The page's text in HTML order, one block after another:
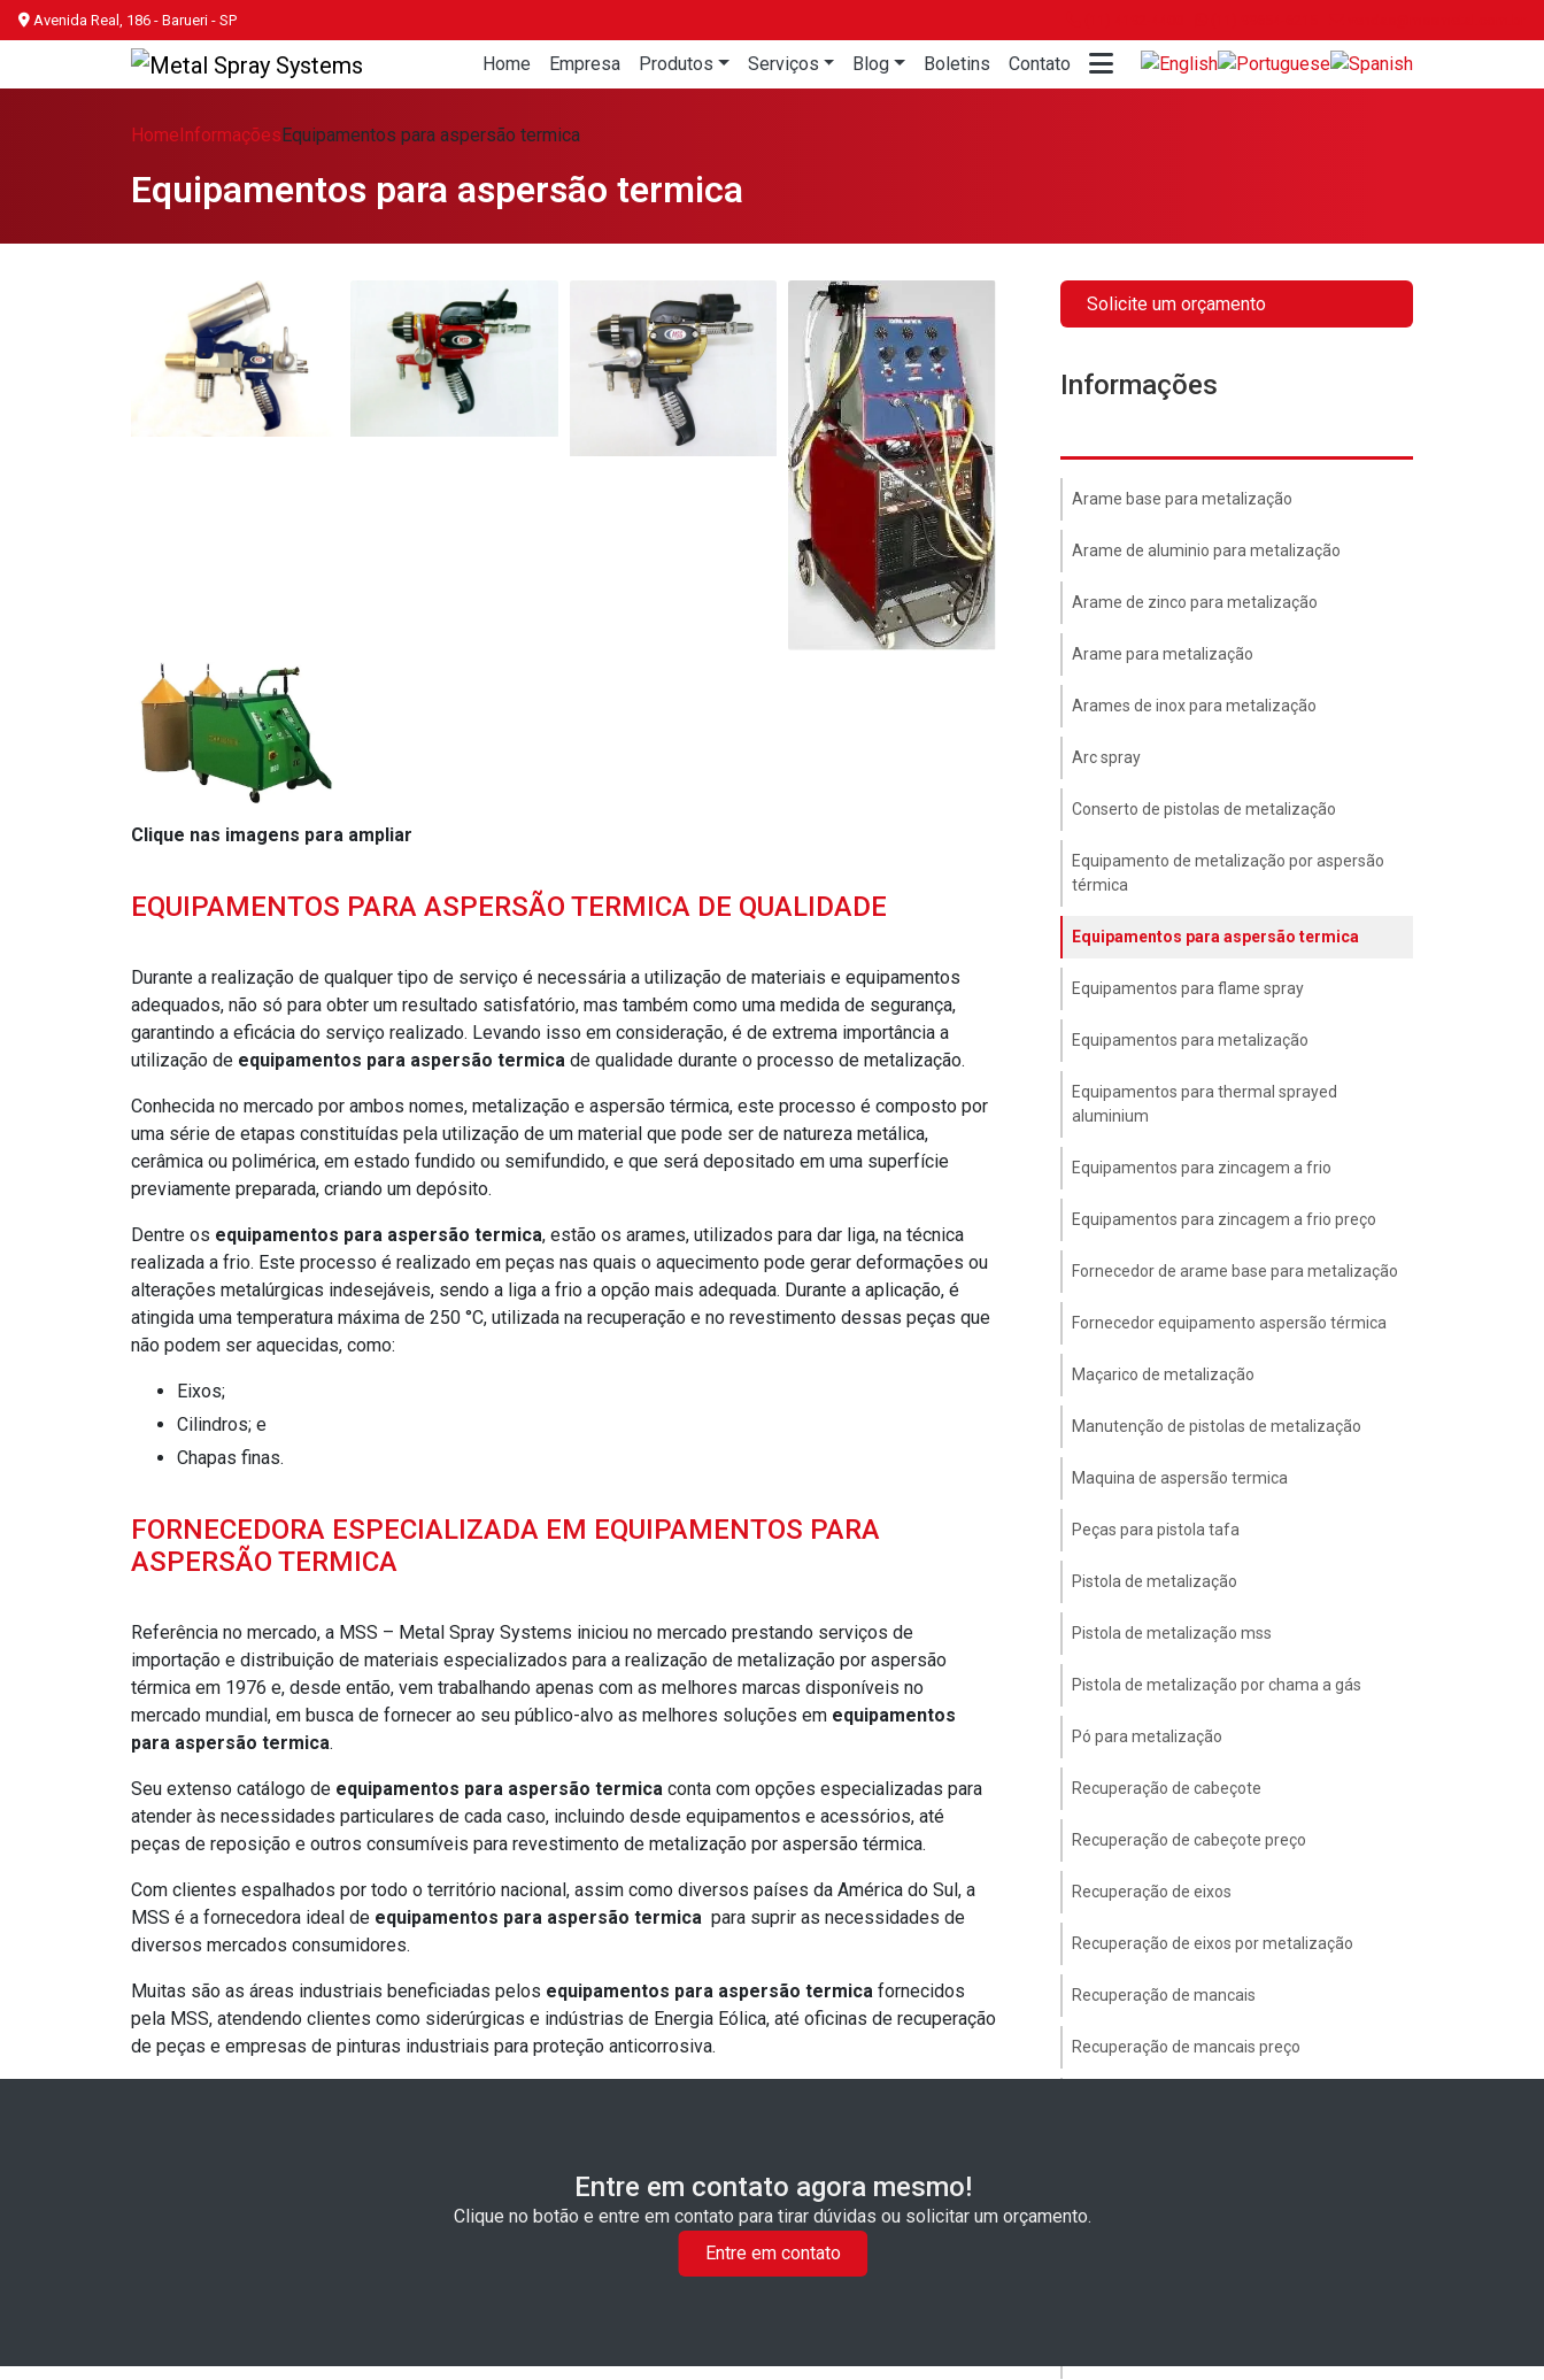
Avenida Real, 186 - Barueri - SP
Home Empresa Produtos Serviços Blog Boletins Contato
HomeInformaçõesEquipamentos para aspersão termica
Equipamentos para aspersão termica
Clique nas imagens para ampliar
EQUIPAMENTOS PARA ASPERSÃO TERMICA DE QUALIDADE
Durante a realização de qualquer tipo de serviço é necessária a utilização de materiais e equipamentos
adequados, não só para obter um resultado satisfatório, mas também como uma medida de segurança,
garantindo a eficácia do serviço realizado. Levando isso em consideração, é de extrema importância a
utilização de equipamentos para aspersão termica de qualidade durante o processo de metalização.
Conhecida no mercado por ambos nomes, metalização e aspersão térmica, este processo é composto por
uma série de etapas constituídas pela utilização de um material que pode ser de natureza metálica,
cerâmica ou polimérica, em estado fundido ou semifundido, e que será depositado em uma superfície
previamente preparada, criando um depósito.
Dentre os equipamentos para aspersão termica, estão os arames, utilizados para dar liga, na técnica
realizada a frio. Este processo é realizado em peças nas quais o aquecimento pode gerar deformações ou
alterações metalúrgicas indesejáveis, sendo a liga a frio a opção mais adequada. Durante a aplicação, é
atingida uma temperatura máxima de 250 °C, utilizada na recuperação e no revestimento dessas peças que
não podem ser aquecidas, como:
Eixos;
Cilindros; e
Chapas finas.
FORNECEDORA ESPECIALIZADA EM EQUIPAMENTOS PARA
ASPERSÃO TERMICA
Referência no mercado, a MSS – Metal Spray Systems iniciou no mercado prestando serviços de
importação e distribuição de materiais especializados para a realização de metalização por aspersão
térmica em 1976 e, desde então, vem trabalhando apenas com as melhores marcas disponíveis no
mercado mundial, em busca de fornecer ao seu público-alvo as melhores soluções em equipamentos
para aspersão termica.
Seu extenso catálogo de equipamentos para aspersão termica conta com opções especializadas para
atender às necessidades particulares de cada caso, incluindo desde equipamentos e acessórios, até
peças de reposição e outros consumíveis para revestimento de metalização por aspersão térmica.
Com clientes espalhados por todo o território nacional, assim como diversos países da América do Sul, a
MSS é a fornecedora ideal de equipamentos para aspersão termica para suprir as necessidades de
diversos mercados consumidores.
Muitas são as áreas industriais beneficiadas pelos equipamentos para aspersão termica fornecidos
pela MSS, atendendo clientes como siderúrgicas e indústrias de Energia Eólica, até oficinas de recuperação
de peças e empresas de pinturas industriais para proteção anticorrosiva.
Entre em contato agora mesmo!
Clique no botão e entre em contato para tirar dúvidas ou solicitar um orçamento.
Entre em contato
Solicite um orçamento
Informações
Arame base para metalização
Arame de aluminio para metalização
Arame de zinco para metalização
Arame para metalização
Arames de inox para metalização
Arc spray
Conserto de pistolas de metalização
Equipamento de metalização por aspersão
térmica
Equipamentos para aspersão termica
Equipamentos para flame spray
Equipamentos para metalização
Equipamentos para thermal sprayed
aluminium
Equipamentos para zincagem a frio
Equipamentos para zincagem a frio preço
Fornecedor de arame base para metalização
Fornecedor equipamento aspersão térmica
Maçarico de metalização
Manutenção de pistolas de metalização
Maquina de aspersão termica
Peças para pistola tafa
Pistola de metalização
Pistola de metalização mss
Pistola de metalização por chama a gás
Pó para metalização
Recuperação de cabeçote
Recuperação de cabeçote preço
Recuperação de eixos
Recuperação de eixos por metalização
Recuperação de mancais
Recuperação de mancais preço